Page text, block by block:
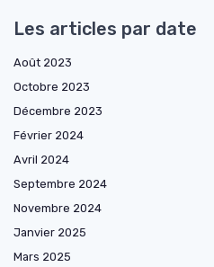
Les articles par date
Août 2023
Octobre 2023
Décembre 2023
Février 2024
Avril 2024
Septembre 2024
Novembre 2024
Janvier 2025
Mars 2025